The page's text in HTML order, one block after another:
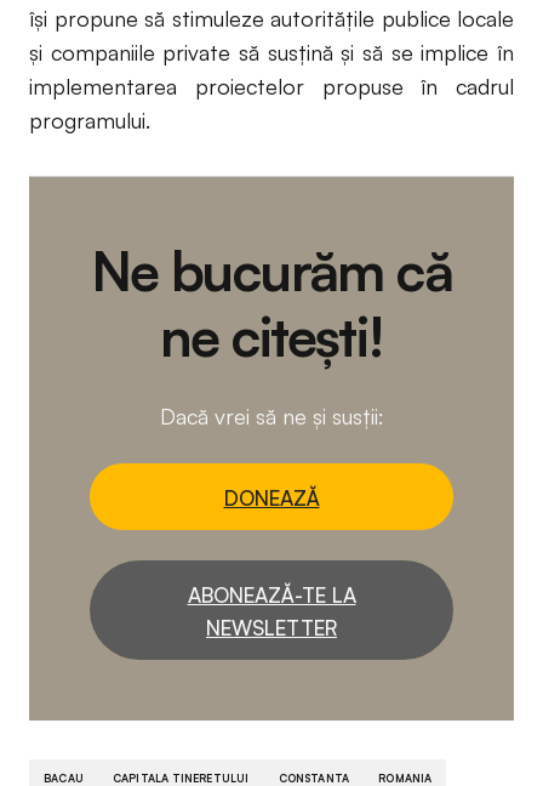
își propune să stimuleze autoritățile publice locale
și companiile private să susțină și să se implice în
implementarea proiectelor propuse în cadrul
programului.
Ne bucurăm că
ne citești!
Dacă vrei să ne și susții:
DONEAZĂ
ABONEAZĂ-TE LA
NEWSLETTER
BACAU CAPITALA TINERETULUI CONSTANTA ROMANIA